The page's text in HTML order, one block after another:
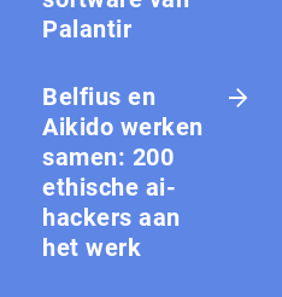
Palantir
Belfius en
Aikido werken
samen: 200
ethische ai-
hackers aan
het werk